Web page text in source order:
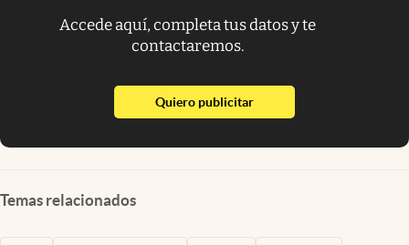
Accede aquí, completa tus datos y te
contactaremos.
Quiero publicitarabre en nueva pestaña
Temas relacionados